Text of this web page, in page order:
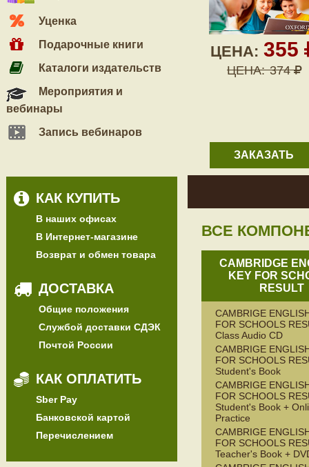
Уценка
Подарочные книги
Каталоги издательств
Мероприятия и
вебинары
Запись вебинаров
КАК КУПИТЬ
В наших офисах
В Интернет-магазине
Возврат и обмен товара
ДОСТАВКА
Общие положения
Службой доставки СДЭК
Почтой России
КАК ОПЛАТИТЬ
Sber Pay
Банковской картой
Перечислением
ЦЕНА: 355
ЦЕНА: 374
ЗАКАЗАТЬ
ВСЕ
CAMBRIDGE
KEY FOR
RESULT
CAMBRIGE
FOR SCHOOLS
Class Audio CD
CAMBRIGE
FOR SCHOOLS
Student's Book
CAMBRIGE
FOR SCHOOLS
Student's Book +
Practice
CAMBRIGE
FOR SCHOOLS
Teacher's Book +